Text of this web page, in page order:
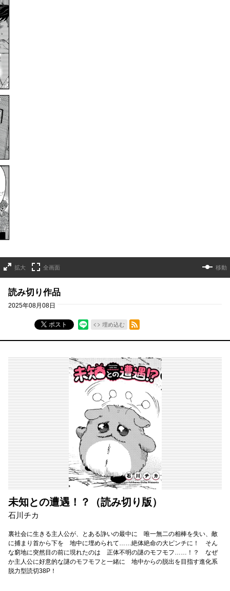
拡大 全画面 移動
読み切り作品
2025年08月08日
ポスト 埋め込む
RSSフィード
未知との遭遇！？（読み切り版）
石川チカ
裏社会に生きる主人公が、とある諍いの最中に 唯一無二の相棒を失い、敵
に捕まり首から下を 地中に埋められて……絶体絶命の大ピンチに！ そん
な窮地に突然目の前に現れたのは 正体不明の謎のモフモフ……！？ なぜ
か主人公に好意的な謎のモフモフと一緒に 地中からの脱出を目指す進化系
脱力型読切38P！